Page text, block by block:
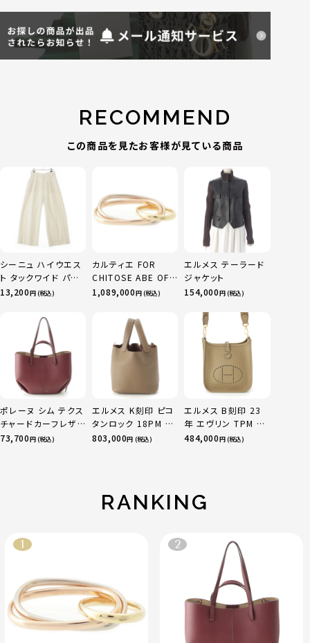
RECOMMEND
この商品を見たお客様が見ている商品
シーニュ ハイウエス
ト タックワイド パン
ツ ボトムス オフホワ
13,200円 (税込)
カルティエ FOR
CHITOSE ABE OF
sacai サカイ 750
ニティ リング 指輪 マ
ルチカラー 50 51
52 24.9g
1,089,000円 (税込)
エルメス テーラード
ジャケット
154,000円 (税込)
ポレーヌ シム テクス
チャードカーフレザ
ー トートバッグ ダー
73,700円 (税込)
エルメス K刻印 ピコ
タンロック 18PM ト
リヨン ハンドバッグ
803,000円 (税込)
エルメス B刻印 23
年 エヴリン TPM 16
アマゾン トリヨンク
484,000円 (税込)
RANKING